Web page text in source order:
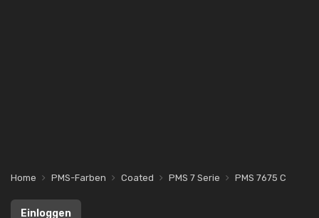
Home PMS-Farben Coated PMS 7 Serie PMS 7675 C
Einloggen